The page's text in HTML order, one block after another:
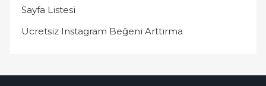
Sayfa Listesi
Ücretsiz Instagram Beğeni Arttırma